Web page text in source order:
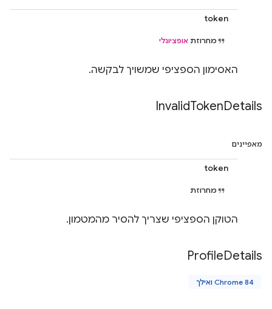
token
מחרוזת אופציונלי
האסימון הספציפי שמשויך לבקשה.
InvalidTokenDetails
מאפיינים
token
מחרוזת
הטוקן הספציפי שצריך להסיר מהמטמון.
ProfileDetails
Chrome 84 ואילך